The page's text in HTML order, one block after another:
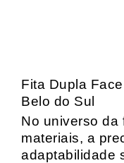
Fita Dupla
Belo do Sul
No universo da
materiais, a
adaptabilidade